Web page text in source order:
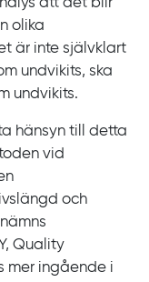
att det blir
olika
är inte självklart
undvikits, ska
undvikits.
hänsyn till detta
vid
och
Quality
mer ingående i